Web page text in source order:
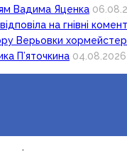
Вадима Яценка
на гнівні
Верьовки
П’яточкина 04.08.2026